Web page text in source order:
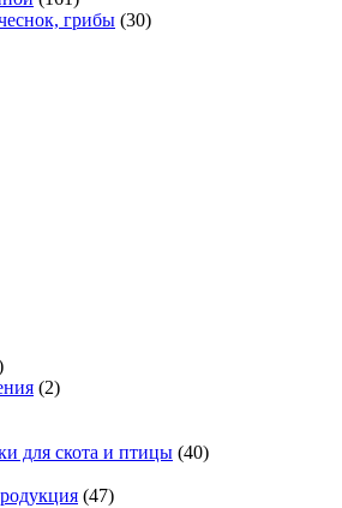
грибы (30)
(2)
для скота и птицы (40)
(47)